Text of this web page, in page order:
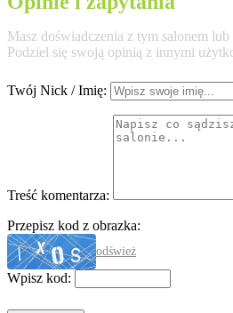
Masz doświadczenia z tym salonem lub
Podziel się swoją opinią z innymi
Twój Nick / Imię:
Treść komentarza:
Przepisz kod z obrazka:
odśwież
Wpisz kod: